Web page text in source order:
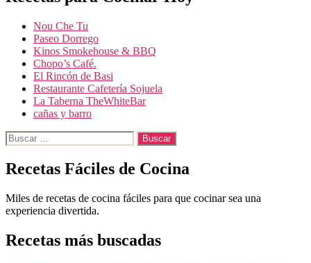
Nou Che Tu
Paseo Dorrego
Kinos Smokehouse & BBQ
Chopo’s Café.
El Rincón de Basi
Restaurante Cafetería Sojuela
La Taberna TheWhiteBar
cañas y barro
Buscar:
Recetas Fáciles de Cocina
Miles de recetas de cocina fáciles para que cocinar sea una
experiencia divertida.
Recetas más buscadas